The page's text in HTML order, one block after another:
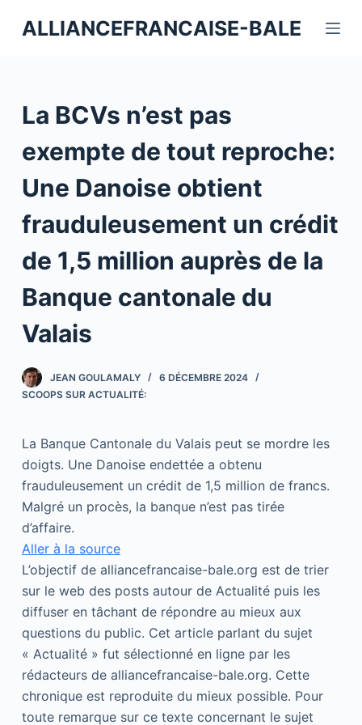
a
e
e
n
ALLIANCEFRANCAISE-BALE
La BCVs n’est pas
exempte de tout reproche:
Une Danoise obtient
frauduleusement un crédit
de 1,5 million auprès de la
Banque cantonale du
Valais
JEAN GOULAMALY
6 DÉCEMBRE 2024
SCOOPS SUR ACTUALITÉ:
La Banque Cantonale du Valais peut se mordre les
doigts. Une Danoise endettée a obtenu
frauduleusement un crédit de 1,5 million de francs.
Malgré un procès, la banque n’est pas tirée
d’affaire.
Aller à la source
L’objectif de alliancefrancaise-bale.org est de trier
sur le web des posts autour de Actualité puis les
diffuser en tâchant de répondre au mieux aux
questions du public. Cet article parlant du sujet
« Actualité » fut sélectionné en ligne par les
rédacteurs de alliancefrancaise-bale.org. Cette
chronique est reproduite du mieux possible. Pour
toute remarque sur ce texte concernant le sujet